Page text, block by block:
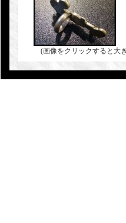
(画像をクリックすると大